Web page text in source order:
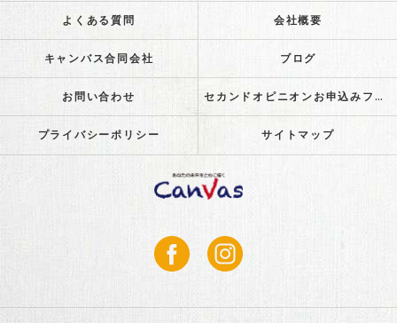
よくある質問 会社概要
キャンバス合同会社 ブログ
お問い合わせ セカンドオピニオンお申込みフォーム
プライバシーポリシー サイトマップ